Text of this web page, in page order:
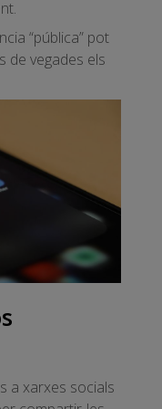
“pública” pot
de vegades els
a xarxes socials